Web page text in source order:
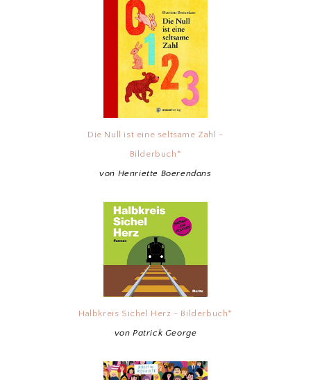
Die Null ist eine seltsame Zahl -
Bilderbuch*
von Henriette Boerendans
Halbkreis Sichel Herz - Bilderbuch*
von Patrick George